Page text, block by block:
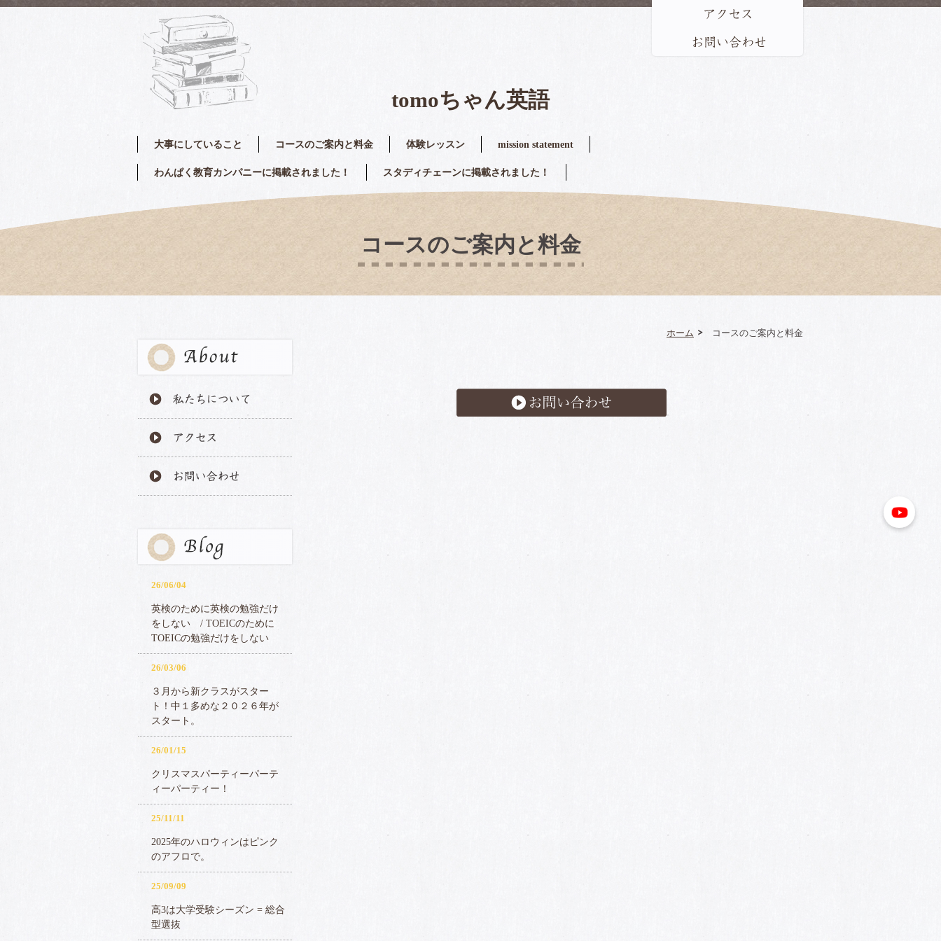
tomoちゃん英語
アクセス
大事にしていること コースのご案内と料金 体験レッスン mission statement
わんぱく教育カンパニーに掲載されました！ スタディチェーンに掲載されました！
コースのご案内と料金
ホーム コースのご案内と料金
26/06/04
英検のために英検の勉強だけ
をしない / TOEICのために
TOEICの勉強だけをしない
26/03/06
３月から新クラスがスター
ト！中１多めな２０２６年が
スタート。
26/01/15
クリスマスパーティーパーテ
ィーパーティー！
25/11/11
2025年のハロウィンはピンク
のアフロで。
25/09/09
高3は大学受験シーズン = 総合
型選抜